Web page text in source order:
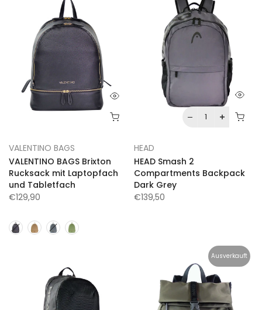
VALENTINO BAGS
VALENTINO BAGS Brixton
Rucksack mit Laptopfach
und Tabletfach
€129,90
HEAD
HEAD Smash 2
Compartments Backpack
Dark Grey
€139,50
Ausverkauft